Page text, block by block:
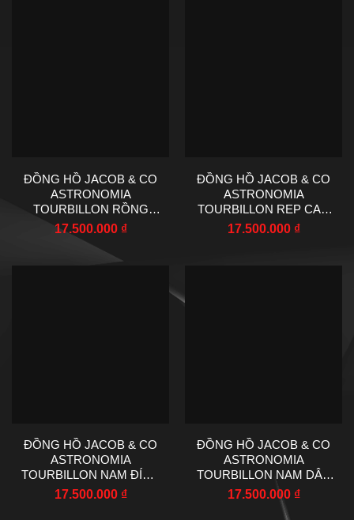
ĐỒNG HỒ JACOB & CO
ASTRONOMIA
TOURBILLON RỒNG
VÀNG ĐÍNH ĐÁ 50MM
17.500.000 ₫
ĐỒNG HỒ JACOB & CO
ASTRONOMIA
TOURBILLON REP CAO
CẤP NAM 50MM
17.500.000 ₫
ĐỒNG HỒ JACOB & CO
ASTRONOMIA
TOURBILLON NAM ĐÍNH
ĐÁ 50MM
17.500.000 ₫
ĐỒNG HỒ JACOB & CO
ASTRONOMIA
TOURBILLON NAM DÂY
DA MÀU XANH 50MM
17.500.000 ₫